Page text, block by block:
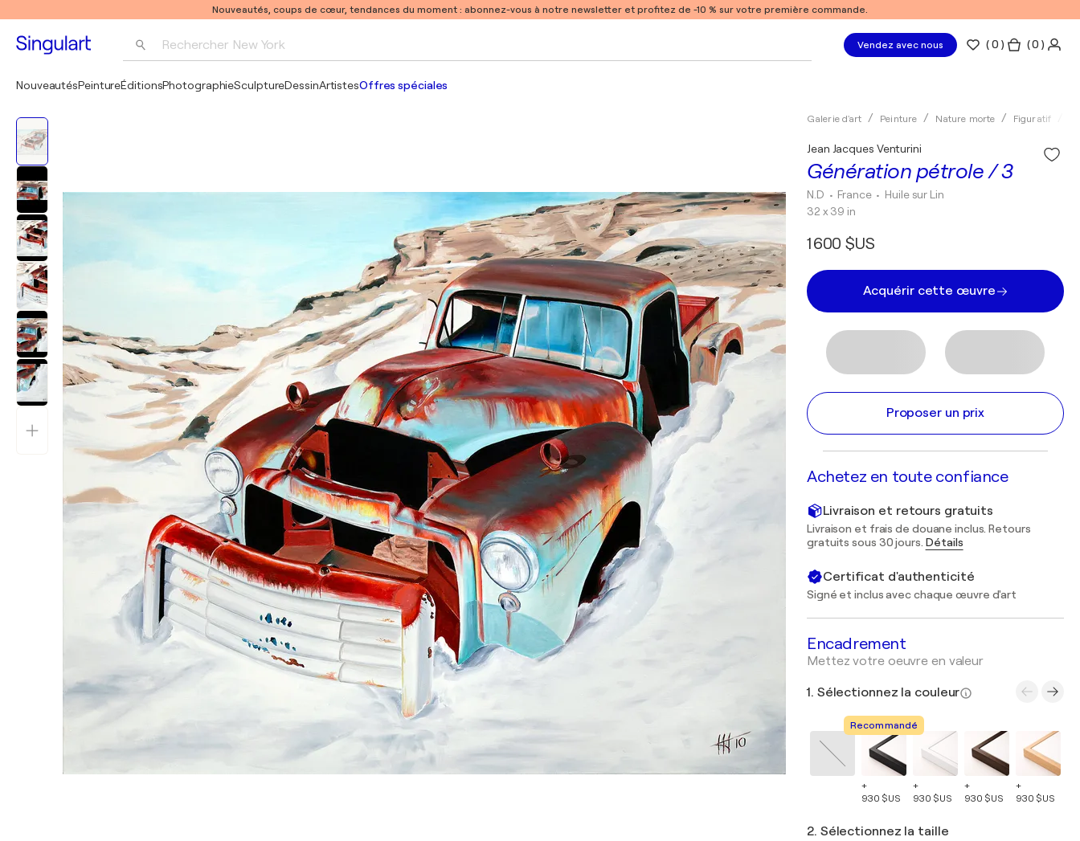
Nouveautés, coups de cœur, tendances du moment : abonnez-vous à notre newsletter et profitez de -10 % sur votre première commande.
Rechercher New York Vendez avec nous (0 ) ( 0 )
NouveautésPeintureÉditionsPhotographieSculptureDessinArtistesOffres spéciales
Galerie d'art Peinture Nature morte Figuratif
Génération pétrole / 3
Jean Jacques Venturini
N.D • France • Huile sur Lin
32 x 39 in
1 600 $US
Acquérir cette œuvre
Proposer un prix
Achetez en toute confiance
Livraison et retours gratuits
Livraison et frais de douane inclus. Retours
gratuits sous 30 jours. Détails
Certificat d'authenticité
Signé et inclus avec chaque œuvre d'art
Encadrement
Mettez votre oeuvre en valeur
1. Sélectionnez la couleur
Recommandé
+
930 $US
+
930 $US
+
930 $US
+
930 $US
2. Sélectionnez la taille